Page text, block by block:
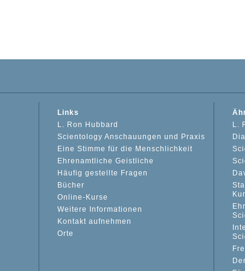
Links
L. Ron Hubbard
Scientology Anschauungen und Praxis
Eine Stimme für die Menschlichkeit
Ehrenamtliche Geistliche
Häufig gestellte Fragen
Bücher
Online-Kurse
Weitere Informationen
Kontakt aufnehmen
Orte
L.